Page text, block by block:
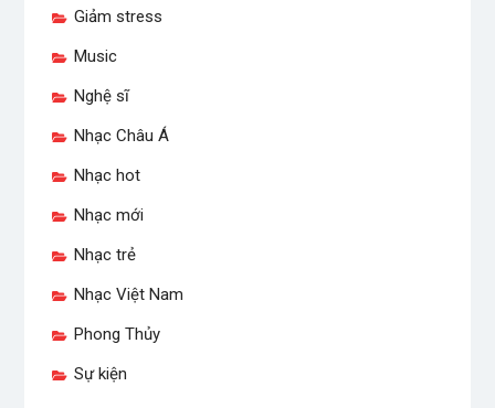
Giảm stress
Music
Nghệ sĩ
Nhạc Châu Á
Nhạc hot
Nhạc mới
Nhạc trẻ
Nhạc Việt Nam
Phong Thủy
Sự kiện